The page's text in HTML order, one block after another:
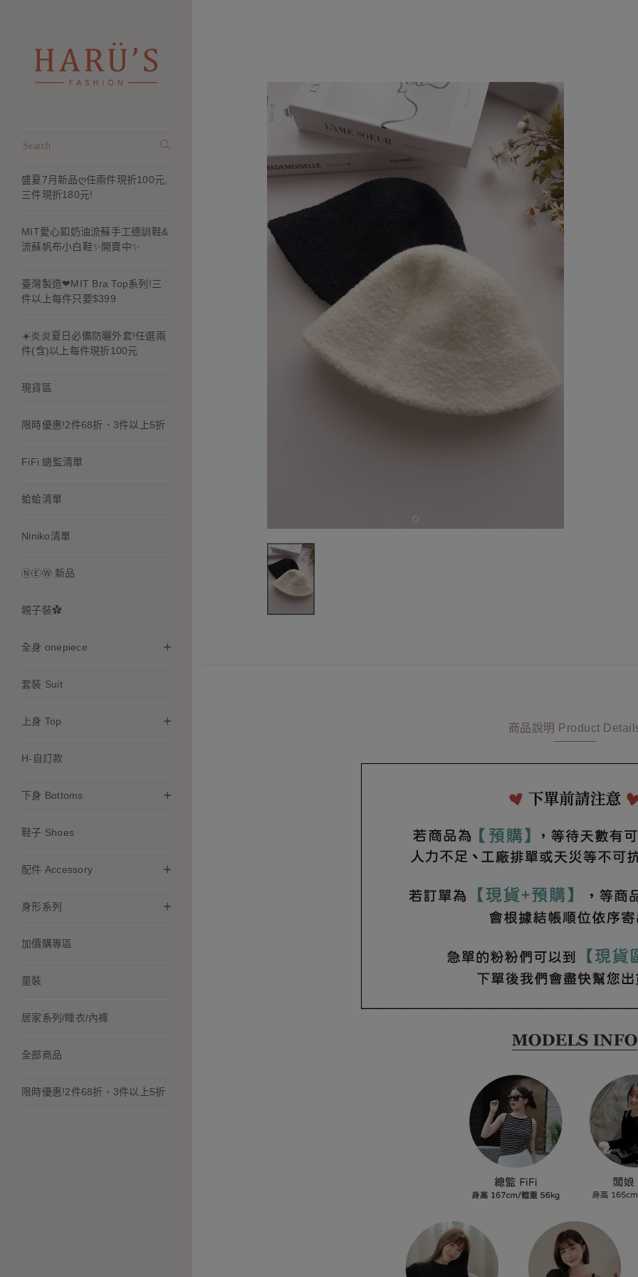
盛夏7月新品ღ任兩件現折100元,
三件現折180元!
MIT愛心釦奶油流蘇手工德訓鞋&
流蘇帆布小白鞋✨開賣中✨
臺灣製造❤MIT Bra Top系列!三
件以上每件只要$399
☀️炎炎夏日必備防曬外套!任選兩
件(含)以上每件現折100元
現貨區
限時優惠!2件68折、3件以上5折
FiFi 總監清單
蛤蛤清單
Niniko清單
ⓃⒺⓌ 新品
親子裝✿
全身 onepiece
套裝 Suit
上身 Top
H-自訂款
下身 Bottoms
鞋子 Shoes
配件 Accessory
身形系列
加價購專區
童裝
居家系列/睡衣/內褲
全部商品
限時優惠!2件68折、3件以上5折
商品說明 Product